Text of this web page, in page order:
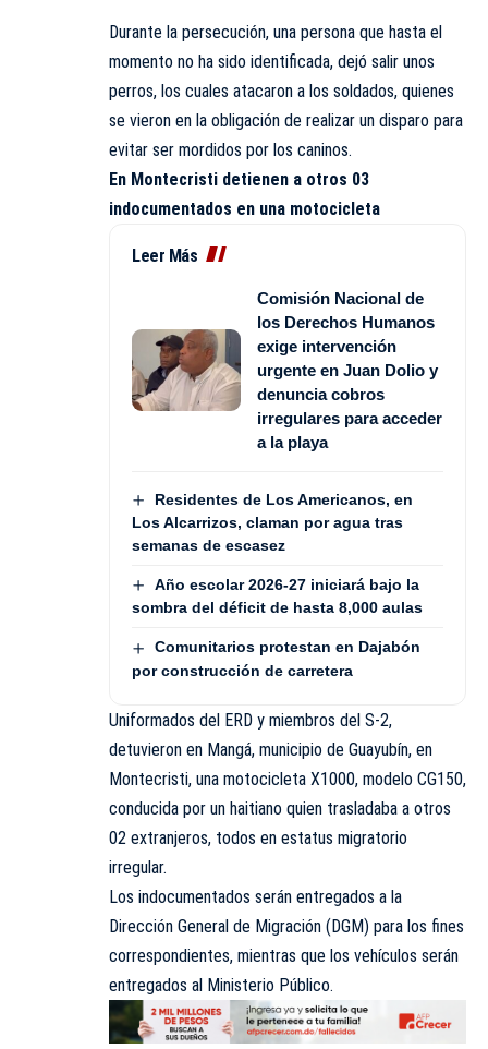
Durante la persecución, una persona que hasta el
momento no ha sido identificada, dejó salir unos
perros, los cuales atacaron a los soldados, quienes
se vieron en la obligación de realizar un disparo para
evitar ser mordidos por los caninos.
En Montecristi detienen a otros 03
indocumentados en una motocicleta
Leer Más
Comisión Nacional de
los Derechos Humanos
exige intervención
urgente en Juan Dolio y
denuncia cobros
irregulares para acceder
a la playa
Residentes de Los Americanos, en
Los Alcarrizos, claman por agua tras
semanas de escasez
Año escolar 2026-27 iniciará bajo la
sombra del déficit de hasta 8,000 aulas
Comunitarios protestan en Dajabón
por construcción de carretera
Uniformados del ERD y miembros del S-2,
detuvieron en Mangá, municipio de Guayubín, en
Montecristi, una motocicleta X1000, modelo CG150,
conducida por un haitiano quien trasladaba a otros
02 extranjeros, todos en estatus migratorio
irregular.
Los indocumentados serán entregados a la
Dirección General de Migración (DGM) para los fines
correspondientes, mientras que los vehículos serán
entregados al Ministerio Público.